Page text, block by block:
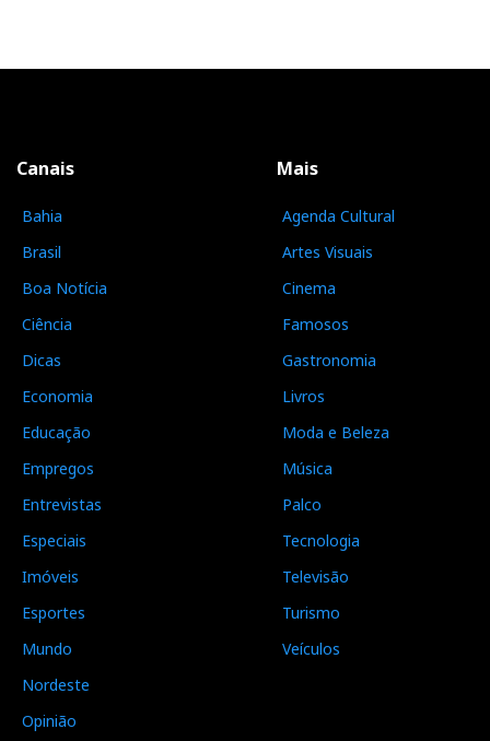
Canais
Bahia
Brasil
Boa Notícia
Ciência
Dicas
Economia
Educação
Empregos
Entrevistas
Especiais
Imóveis
Esportes
Mundo
Nordeste
Opinião
Mais
Agenda Cultural
Artes Visuais
Cinema
Famosos
Gastronomia
Livros
Moda e Beleza
Música
Palco
Tecnologia
Televisão
Turismo
Veículos